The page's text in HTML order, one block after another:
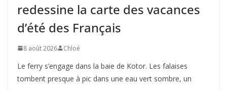
redessine la carte des vacances
d’été des Français
8 août 2026 Chloé
Le ferry s’engage dans la baie de Kotor. Les falaises
tombent presque à pic dans une eau vert sombre, un